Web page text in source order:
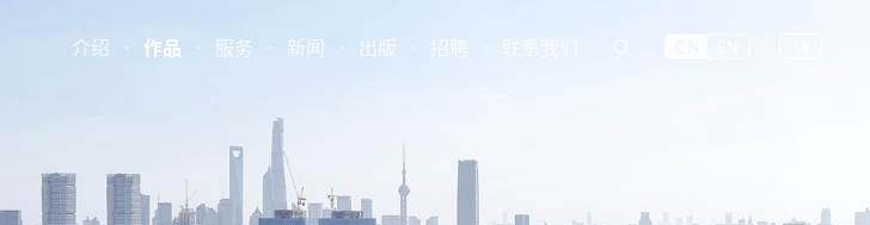
介绍 · 作品 · 服务 · 新闻 · 出版 · 招聘 联系我们